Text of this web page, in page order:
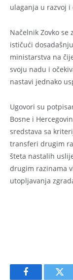
ulaganja u razvoj i
Načelnik Zovko
ističući
ministarstva na
svoju nadu i
nastavi jednako
Ugovori su
Bosne i
sredstava sa
transferi drugim
šteta nastalih
drugim razinama
utopljavanja